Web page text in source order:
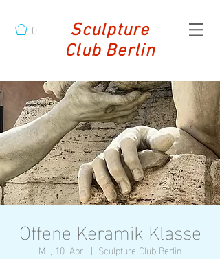
0
Sculpture
Club Berlin
Offene Keramik Klasse
Mi., 10. Apr.
  |
Sculpture Club Berlin